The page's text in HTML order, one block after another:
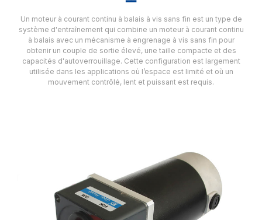
Un moteur à courant continu à balais à vis sans fin est un type de
système d'entraînement qui combine un moteur à courant continu
à balais avec un mécanisme à engrenage à vis sans fin pour
obtenir un couple de sortie élevé, une taille compacte et des
capacités d'autoverrouillage. Cette configuration est largement
utilisée dans les applications où l’espace est limité et où un
mouvement contrôlé, lent et puissant est requis.